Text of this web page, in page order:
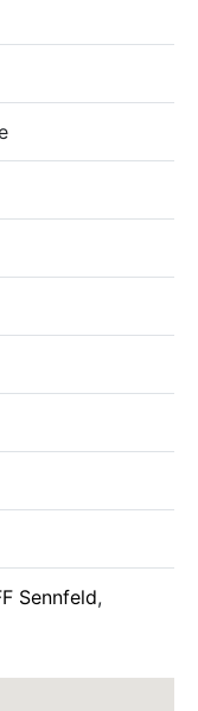
Sennfeld,